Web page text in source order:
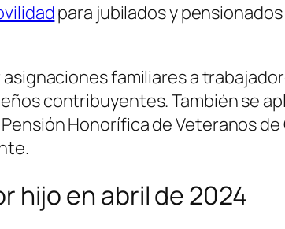
para jubilados y
asignaciones familiares a
contribuyentes. También se
Honorífica de Veteranos
hijo en abril de 2024